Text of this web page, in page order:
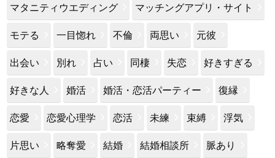
マタニティウエディング マッチングアプリ・サイト
モテる 一目惚れ 不倫 両思い 元彼
出会い 別れ 占い 同棲 失恋 好きすぎる
好きな人 婚活 婚活・恋活パーティー 復縁
恋愛 恋愛心理学 恋活 未練 束縛 浮気
片思い 略奪愛 結婚 結婚相談所 脈あり